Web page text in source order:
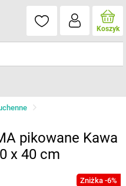
Koszyk
pikowane Kawa
x 40 cm
Zniżka -6%